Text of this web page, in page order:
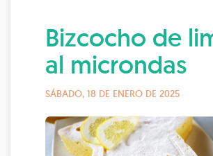
Bizcocho de
al microndas
SÁBADO, 18 DE ENERO DE 2025